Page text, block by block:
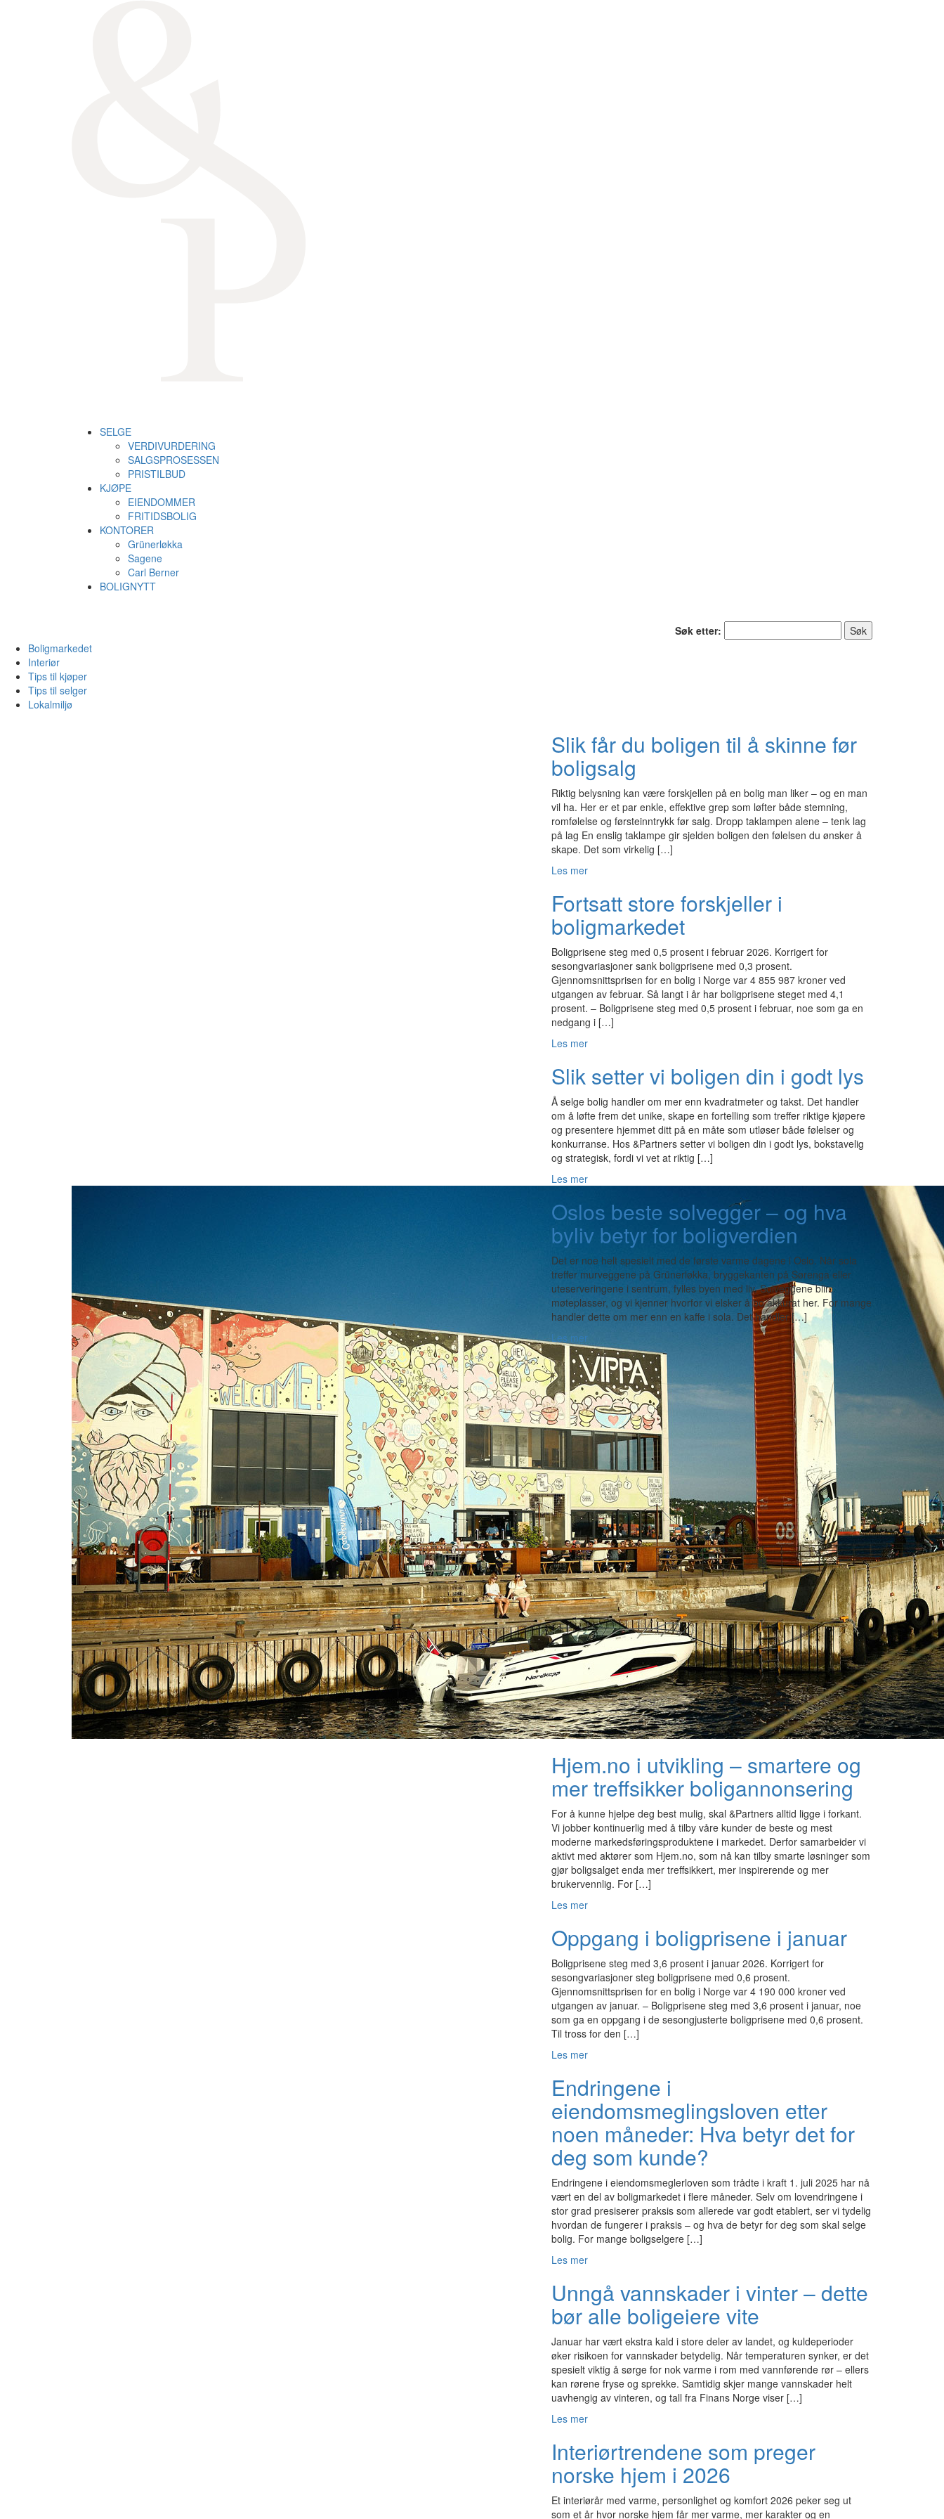
SELGE
VERDIVURDERING
SALGSPROSESSEN
PRISTILBUD
KJØPE
EIENDOMMER
FRITIDSBOLIG
KONTORER
Grünerløkka
Sagene
Carl Berner
BOLIGNYTT
Søk etter:
Boligmarkedet
Interiør
Tips til kjøper
Tips til selger
Lokalmiljø
Slik får du boligen til å skinne før
boligsalg
Riktig belysning kan være forskjellen på en bolig man liker – og en man
vil ha. Her er et par enkle, effektive grep som løfter både stemning,
romfølelse og førsteinntrykk før salg. Dropp taklampen alene – tenk lag
på lag En enslig taklampe gir sjelden boligen den følelsen du ønsker å
skape. Det som virkelig […]
Les mer
Fortsatt store forskjeller i
boligmarkedet
Boligprisene steg med 0,5 prosent i februar 2026. Korrigert for
sesongvariasjoner sank boligprisene med 0,3 prosent.
Gjennomsnittsprisen for en bolig i Norge var 4 855 987 kroner ved
utgangen av februar. Så langt i år har boligprisene steget med 4,1
prosent. – Boligprisene steg med 0,5 prosent i februar, noe som ga en
nedgang i […]
Les mer
Slik setter vi boligen din i godt lys
Å selge bolig handler om mer enn kvadratmeter og takst. Det handler
om å løfte frem det unike, skape en fortelling som treffer riktige kjøpere
og presentere hjemmet ditt på en måte som utløser både følelser og
konkurranse. Hos &Partners setter vi boligen din i godt lys, bokstavelig
og strategisk, fordi vi vet at riktig […]
Les mer
Oslos beste solvegger – og hva
byliv betyr for boligverdien
Det er noe helt spesielt med de første varme dagene i Oslo. Når sola
treffer murveggene på Grünerløkka, bryggekanten på Sørenga eller
uteserveringene i sentrum, fylles byen med liv. Solveggene blir
møteplasser, og vi kjenner hvorfor vi elsker å bo akkurat her. For mange
handler dette om mer enn en kaffe i sola. Det handler […]
Les mer
Hjem.no i utvikling – smartere og
mer treffsikker boligannonsering
For å kunne hjelpe deg best mulig, skal &Partners alltid ligge i forkant.
Vi jobber kontinuerlig med å tilby våre kunder de beste og mest
moderne markedsføringsproduktene i markedet. Derfor samarbeider vi
aktivt med aktører som Hjem.no, som nå kan tilby smarte løsninger som
gjør boligsalget enda mer treffsikkert, mer inspirerende og mer
brukervennlig. For […]
Les mer
Oppgang i boligprisene i januar
Boligprisene steg med 3,6 prosent i januar 2026. Korrigert for
sesongvariasjoner steg boligprisene med 0,6 prosent.
Gjennomsnittsprisen for en bolig i Norge var 4 190 000 kroner ved
utgangen av januar. – Boligprisene steg med 3,6 prosent i januar, noe
som ga en oppgang i de sesongjusterte boligprisene med 0,6 prosent.
Til tross for den […]
Les mer
Endringene i
eiendomsmeglingsloven etter
noen måneder: Hva betyr det for
deg som kunde?
Endringene i eiendomsmeglerloven som trådte i kraft 1. juli 2025 har nå
vært en del av boligmarkedet i flere måneder. Selv om lovendringene i
stor grad presiserer praksis som allerede var godt etablert, ser vi tydelig
hvordan de fungerer i praksis – og hva de betyr for deg som skal selge
bolig. For mange boligselgere […]
Les mer
Unngå vannskader i vinter – dette
bør alle boligeiere vite
Januar har vært ekstra kald i store deler av landet, og kuldeperioder
øker risikoen for vannskader betydelig. Når temperaturen synker, er det
spesielt viktig å sørge for nok varme i rom med vannførende rør – ellers
kan rørene fryse og sprekke. Samtidig skjer mange vannskader helt
uavhengig av vinteren, og tall fra Finans Norge viser […]
Les mer
Interiørtrendene som preger
norske hjem i 2026
Et interiørår med varme, personlighet og komfort 2026 peker seg ut
som et år hvor norske hjem får mer varme, mer karakter og en